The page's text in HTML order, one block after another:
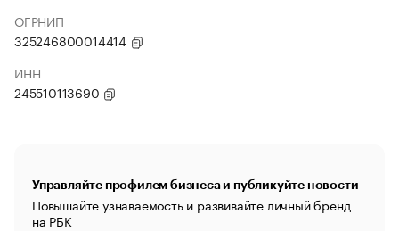
ОГРНИП
325246800014414
ИНН
245510113690
Управляйте профилем бизнеса и публикуйте новости
Повышайте узнаваемость и развивайте личный бренд
на РБК